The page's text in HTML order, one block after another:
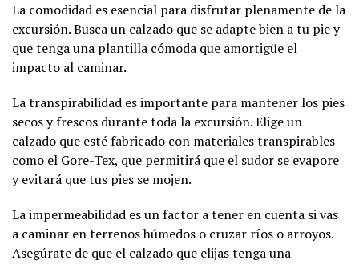
La comodidad es esencial para disfrutar plenamente de la
excursión. Busca un calzado que se adapte bien a tu pie y
que tenga una plantilla cómoda que amortigüe el
impacto al caminar.
La transpirabilidad es importante para mantener los pies
secos y frescos durante toda la excursión. Elige un
calzado que esté fabricado con materiales transpirables
como el Gore-Tex, que permitirá que el sudor se evapore
y evitará que tus pies se mojen.
La impermeabilidad es un factor a tener en cuenta si vas
a caminar en terrenos húmedos o cruzar ríos o arroyos.
Asegúrate de que el calzado que elijas tenga una